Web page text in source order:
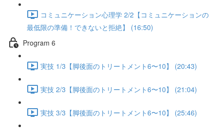
コミュニケーション心理学 2/2【コミュニケーションの
最低限の準備！できないと拒絶】 (16:50)
Program 6
実技 1/3【脚後面のトリートメント6〜10】 (20:43)
実技 2/3【脚後面のトリートメント6〜10】 (21:04)
実技 3/3【脚後面のトリートメント6〜10】 (25:46)